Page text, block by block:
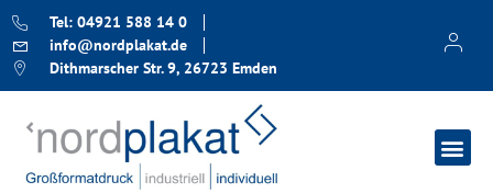
Tel: 04921 588 14 0
info@nordplakat.de
Dithmarscher Str. 9, 26723 Emden